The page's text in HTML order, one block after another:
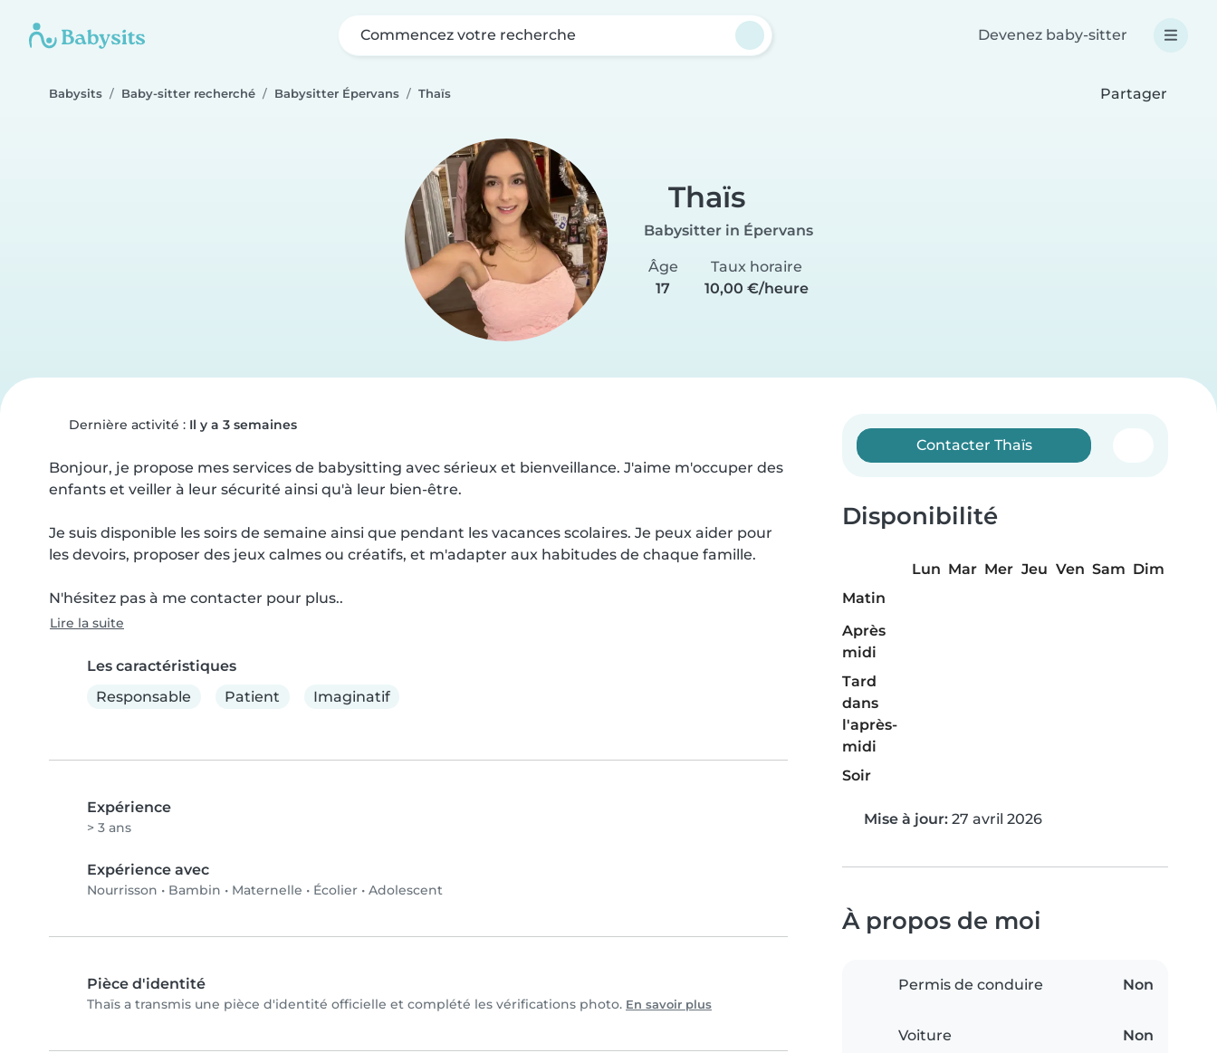
Commencez votre recherche Devenez baby-sitter
Babysits Baby-sitter recherché Babysitter Épervans Thaïs Partager
Thaïs
Babysitter in Épervans
Âge
17
Taux horaire
10,00 €/heure
Dernière activité : Il y a 3 semaines
Bonjour, je propose mes services de babysitting avec sérieux et bienveillance. J'aime m'occuper des
enfants et veiller à leur sécurité ainsi qu'à leur bien-être.
Je suis disponible les soirs de semaine ainsi que pendant les vacances scolaires. Je peux aider pour
les devoirs, proposer des jeux calmes ou créatifs, et m'adapter aux habitudes de chaque famille.
N'hésitez pas à me contacter pour plus..
Lire la suite
Les caractéristiques
Responsable
Patient Imaginatif
Expérience
> 3 ans
Expérience avec
Nourrisson • Bambin • Maternelle • Écolier • Adolescent
Pièce d'identité
Thaïs a transmis une pièce d'identité officielle et complété les vérifications photo. En savoir plus
Contacter Thaïs
Disponibilité
Lun Mar Mer Jeu Ven Sam Dim
Matin
Après
midi
Tard
dans
l'après-
midi
Soir
Mise à jour: 27 avril 2026
À propos de moi
Permis de conduire Non
Voiture Non